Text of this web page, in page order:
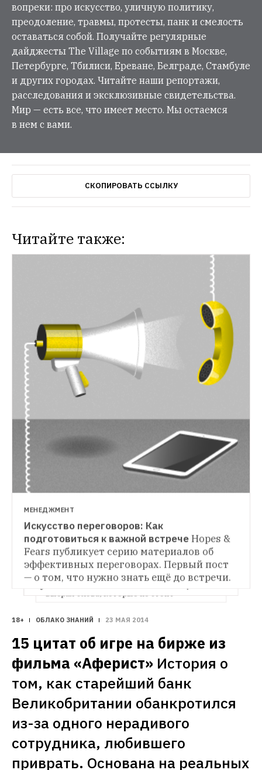
вопреки: про искусство, уличную политику,
преодоление, травмы, протесты, панк и смелость
оставаться собой. Получайте регулярные
дайджесты The Village по событиям в Москве,
Петербурге, Тбилиси, Ереване, Белграде, Стамбуле
и других городах. Читайте наши репортажи,
расследования и эксклюзивные свидетельства.
Мир — есть все, что имеет место. Мы остаемся
в нем с вами.
СКОПИРОВАТЬ ССЫЛКУ
Читайте также:
ОБЛАКО ЗНАНИЙ
Что ты несёшь: Какие слова не стоит
употреблять на переговорах По случайно
брошенным фразам можно понять,
насколько человек уверен в себе. H&F
выбрал слова, которые не стоит
МЕНЕДЖМЕНТ
Искусство переговоров: Как вести себя во
время конфликта Hopes & Fears публикует
серию материалов об эффективных
переговорах. Второй пост — о том, что
нужно знать о жёстком стиле общения.
МЕНЕДЖМЕНТ
Искусство переговоров: Как
подготовиться к важной встрече Hopes &
Fears публикует серию материалов об
эффективных переговорах. Первый пост
— о том, что нужно знать ещё до встречи.
18+ ОБЛАКО ЗНАНИЙ 23 МАЯ 2014
15 цитат об игре на бирже из
фильма «Аферист» История о
том, как старейший банк
Великобритании обанкротился
из-за одного нерадивого
сотрудника, любившего
приврать. Основана на реальных